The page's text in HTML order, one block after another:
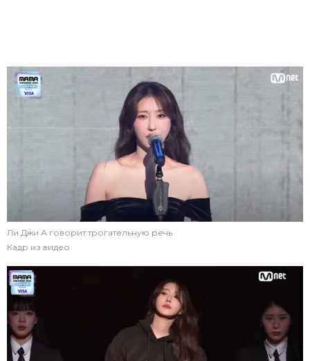
Ли Джи А говорит трогательную речь
Кадр из видео